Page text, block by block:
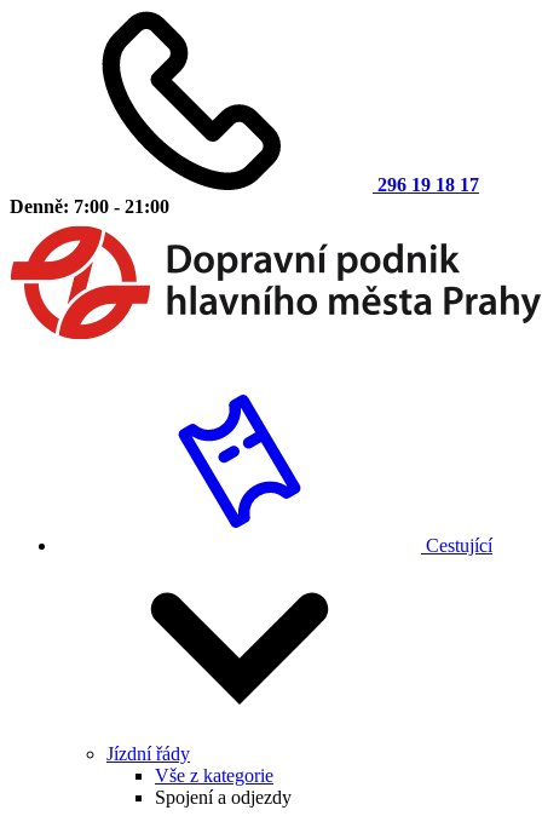
296 19 18 17
Denně: 7:00 - 21:00
Cestující
Jízdní řády
Vše z kategorie
Spojení a odjezdy